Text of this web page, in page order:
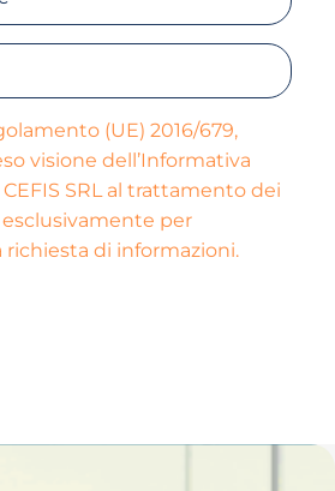
(UE) 2016/679,
visione dell’Informativa
SRL al trattamento dei
per
richiesta di informazioni.